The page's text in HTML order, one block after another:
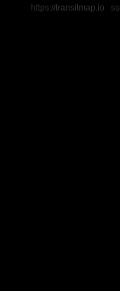
https://transitmap.io